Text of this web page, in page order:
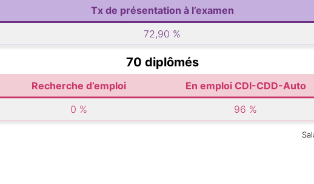
Tx de présentation à l’examen
72,90 %
70 diplômés
Recherche d’emploi En emploi CDI-CDD-Auto
0 % 96 %